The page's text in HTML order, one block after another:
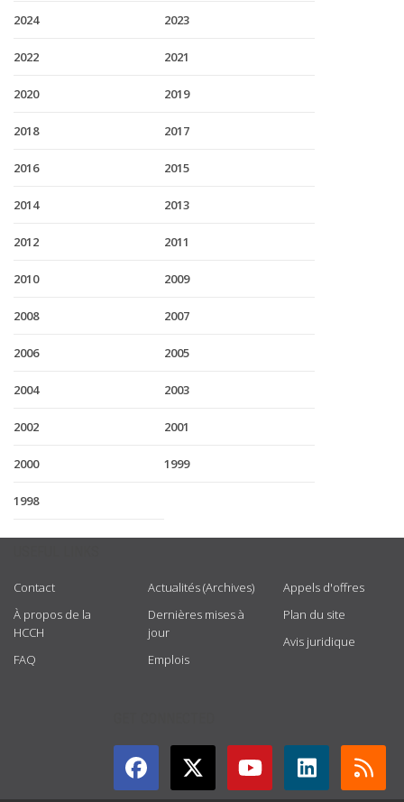
2024 2023
2022 2021
2020 2019
2018 2017
2016 2015
2014 2013
2012 2011
2010 2009
2008 2007
2006 2005
2004 2003
2002 2001
2000 1999
1998
Contact
À propos de la
HCCH
FAQ
Actualités (Archives)
Dernières mises à
jour
Emplois
Appels d'offres
Plan du site
Avis juridique